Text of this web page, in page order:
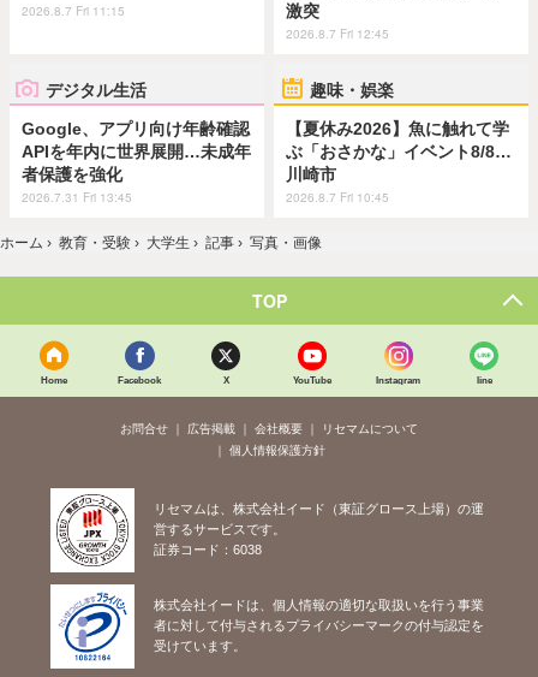
2026.8.7 Fri 11:15
激突
2026.8.7 Fri 12:45
デジタル生活
Google、アプリ向け年齢確認
APIを年内に世界展開…未成年
者保護を強化
2026.7.31 Fri 13:45
趣味・娯楽
【夏休み2026】魚に触れて学
ぶ「おさかな」イベント8/8…
川崎市
2026.8.7 Fri 10:45
ホーム › 教育・受験 › 大学生 › 記事 › 写真・画像
TOP
Home Facebook X YouTube Instagram line
お問合せ 広告掲載 会社概要
リセマムについて
個人情報保護方針
リセマムは、株式会社イード（東証グロース上場）の運
営するサービスです。
証券コード：6038
株式会社イードは、個人情報の適切な取扱いを行う事業
者に対して付与されるプライバシーマークの付与認定を
受けています。